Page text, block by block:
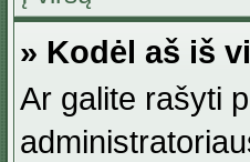
» Kodėl aš iš
Ar galite rašyti